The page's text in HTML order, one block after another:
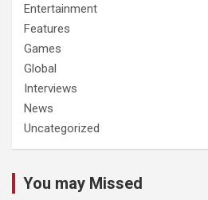
Entertainment
Features
Games
Global
Interviews
News
Uncategorized
You may Missed